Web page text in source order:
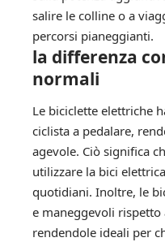
salire le colline o a
percorsi pianeggianti.
la differenza
normali
Le biciclette elettriche
ciclista a pedalare,
agevole. Ciò significa
utilizzare la bici
quotidiani. Inoltre, le
e maneggevoli
rendendole ideali per